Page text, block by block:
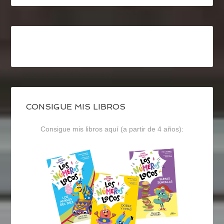
CONSIGUE MIS LIBROS
Consigue mis libros aquí (a partir de 4 años):